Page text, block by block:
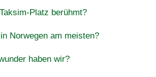
Platz berühmt?
Norwegen am meisten?
haben wir?